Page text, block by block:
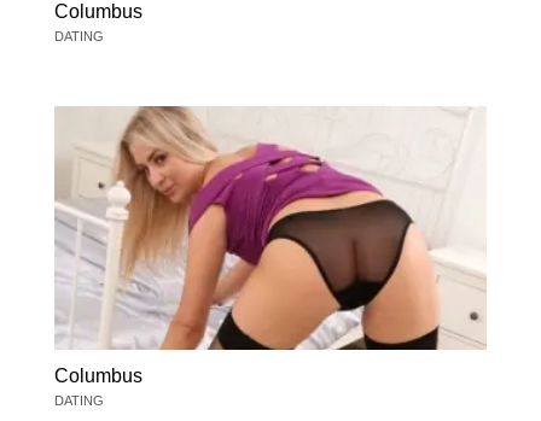
Columbus
DATING
Columbus
DATING